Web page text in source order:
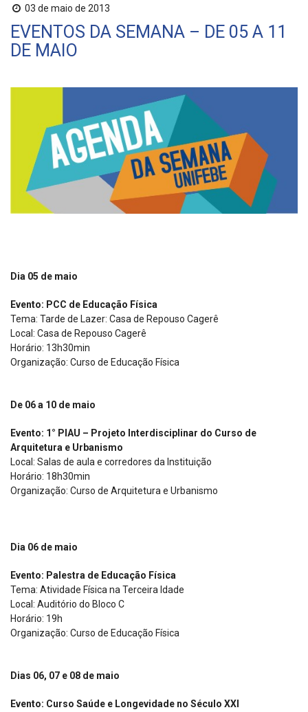
03 de maio de 2013
EVENTOS DA SEMANA – DE 05 A 11
DE MAIO
Dia 05 de maio
Evento: PCC de Educação Física
Tema: Tarde de Lazer: Casa de Repouso Cagerê
Local: Casa de Repouso Cagerê
Horário: 13h30min
Organização: Curso de Educação Física
De 06 a 10 de maio
Evento: 1° PIAU – Projeto Interdisciplinar do Curso de
Arquitetura e Urbanismo
Local: Salas de aula e corredores da Instituição
Horário: 18h30min
Organização: Curso de Arquitetura e Urbanismo
Dia 06 de maio
Evento: Palestra de Educação Física
Tema: Atividade Física na Terceira Idade
Local: Auditório do Bloco C
Horário: 19h
Organização: Curso de Educação Física
Dias 06, 07 e 08 de maio
Evento: Curso Saúde e Longevidade no Século XXI